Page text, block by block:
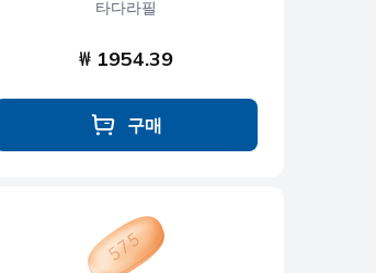
타다라필
₩ 1954.39
구매